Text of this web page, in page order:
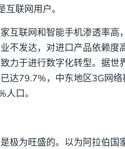
联网用户。
互联网和智能手机渗透率高
不发达，对进口产品依赖度
力于进行数字化转型。据世
达79.7%，中东地区3G网
口。
极为旺盛的。以为阿拉伯国